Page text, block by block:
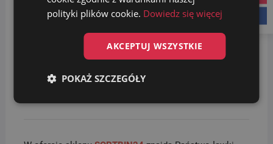
orientacyjny i mogą różnić się od rzeczywistych
samodzielnego montażu.
polityki plików cookie. Dowiedz się więcej
AKCEPTUJ WSZYSTKIE
POKAŻ SZCZEGÓŁY